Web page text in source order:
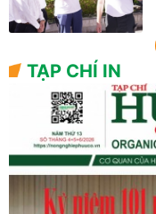
TẠP CHÍ IN